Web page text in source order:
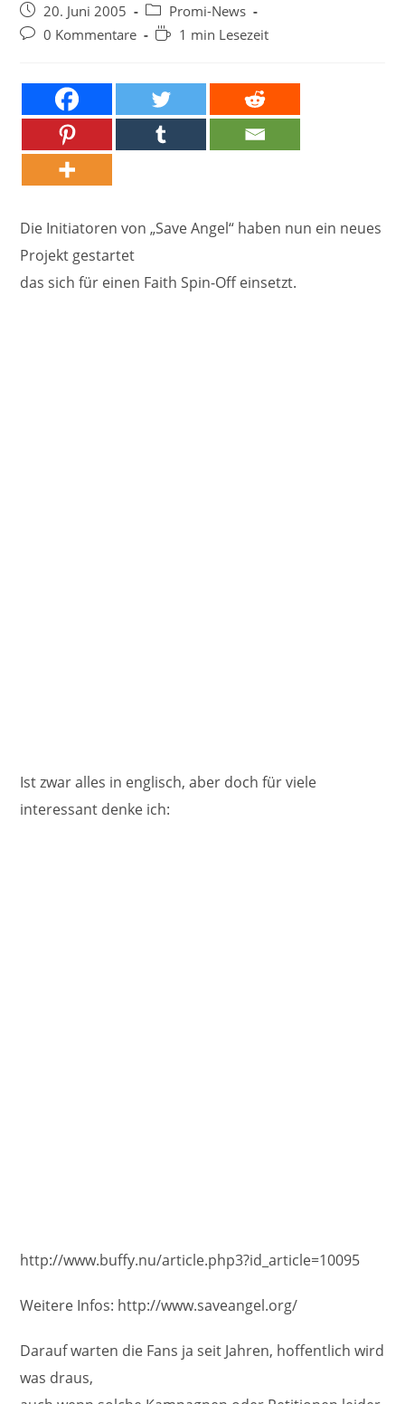
Beitrag
veröffentlicht:
20. Juni 2005
Beitrags-
Kategorie:
Promi-News
Beitrags-
0 Kommentare Lesedauer:
1 min Lesezeit
Die Initiatoren von „Save Angel“ haben nun ein neues
Projekt gestartet
das sich für einen Faith Spin-Off einsetzt.
Ist zwar alles in englisch, aber doch für viele
interessant denke ich:
http://www.buffy.nu/article.php3?id_article=10095
Weitere Infos: http://www.saveangel.org/
Darauf warten die Fans ja seit Jahren, hoffentlich wird
was draus,